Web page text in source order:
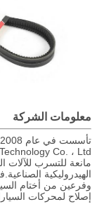
معلومات الشركة
مانعة للتسرب للآلات
وفرعين من أختام
إصلاح لمحركات